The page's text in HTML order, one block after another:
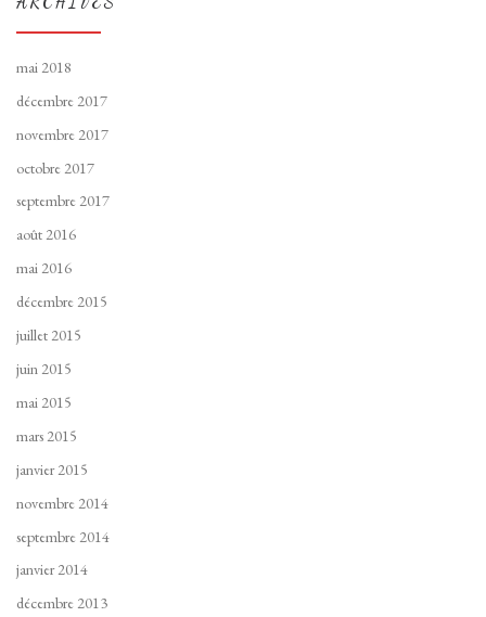
mai 2018
décembre 2017
novembre 2017
octobre 2017
septembre 2017
août 2016
mai 2016
décembre 2015
juillet 2015
juin 2015
mai 2015
mars 2015
janvier 2015
novembre 2014
septembre 2014
janvier 2014
décembre 2013